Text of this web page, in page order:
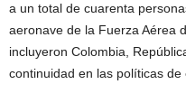
a un total de cuarenta
aeronave de la Fuerza Aérea
incluyeron Colombia,
continuidad en las políticas